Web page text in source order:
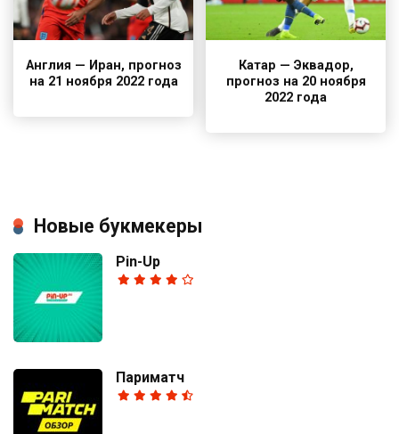
Англия — Иран, прогноз
на 21 ноября 2022 года
Катар — Эквадор,
прогноз на 20 ноября
2022 года
Новые букмекеры
Pin-Up
Париматч